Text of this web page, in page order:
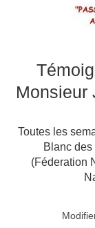
Monsieur
Toutes les
Blanc
(Féderation